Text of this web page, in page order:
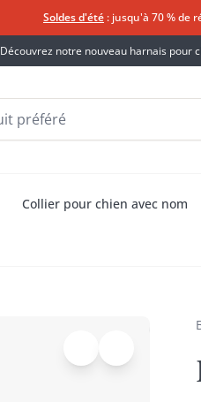
Soldes d'été : jusqu'à 70 % de
Découvrez notre nouveau harnais pour
Collier pour chien avec nom